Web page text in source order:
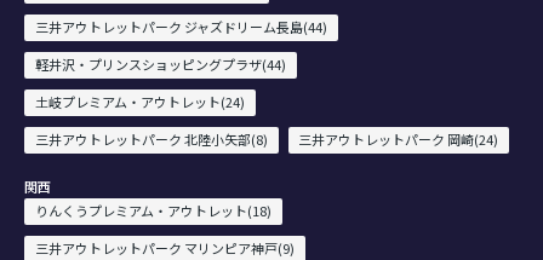
三井アウトレットパーク ジャズドリーム長島(44)
軽井沢・プリンスショッピングプラザ(44)
土岐プレミアム・アウトレット(24)
三井アウトレットパーク 北陸小矢部(8)
三井アウトレットパーク 岡崎(24)
関西
りんくうプレミアム・アウトレット(18)
三井アウトレットパーク マリンピア神戸(9)